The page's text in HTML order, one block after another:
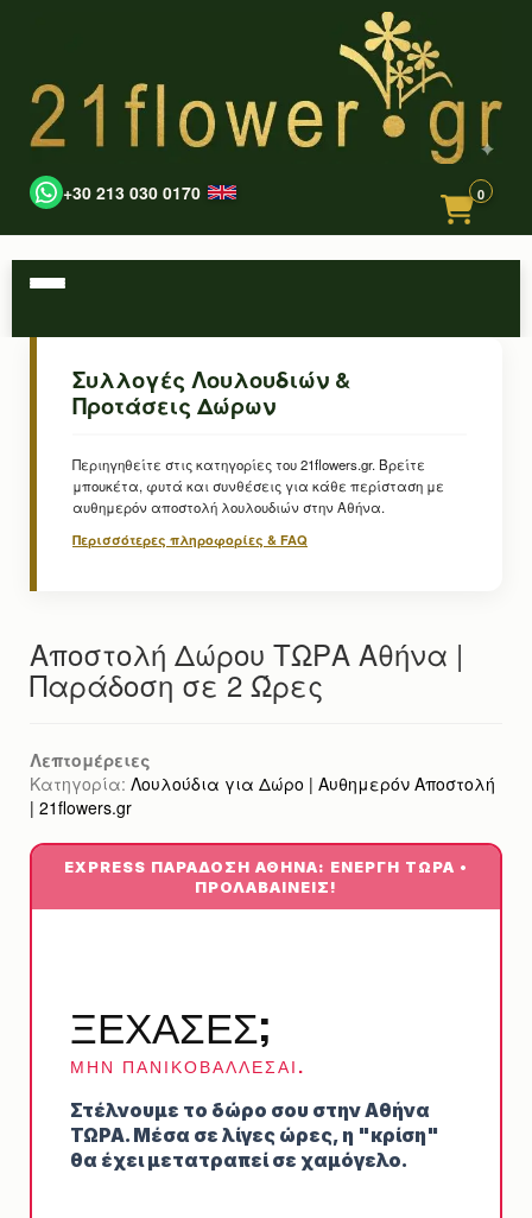
+30 213 030 0170 0
Συλλογές Λουλουδιών &
Προτάσεις Δώρων
Περιηγηθείτε στις κατηγορίες του 21flowers.gr. Βρείτε
μπουκέτα, φυτά και συνθέσεις για κάθε περίσταση με
αυθημερόν αποστολή λουλουδιών στην Αθήνα.
Περισσότερες πληροφορίες & FAQ
Αποστολή Δώρου ΤΩΡΑ Αθήνα |
Παράδοση σε 2 Ώρες
Λεπτομέρειες
Κατηγορία: Λουλούδια για Δώρο | Αυθημερόν Αποστολή
| 21flowers.gr
EXPRESS ΠΑΡΆΔΟΣΗ ΑΘΉΝΑ: ΕΝΕΡΓΉ ΤΏΡΑ •
ΠΡΟΛΑΒΑΊΝΕΙΣ!
ΞΕΧΑΣΕΣ;
ΜΗΝ ΠΑΝΙΚΟΒΑΛΛΕΣΑΙ.
Στέλνουμε το δώρο σου στην Αθήνα
ΤΩΡΑ. Μέσα σε λίγες ώρες, η "κρίση"
θα έχει μετατραπεί σε χαμόγελο.